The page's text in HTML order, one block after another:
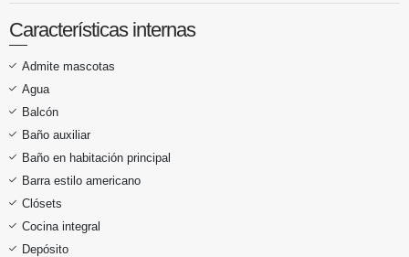
Características internas
Admite mascotas
Agua
Balcón
Baño auxiliar
Baño en habitación principal
Barra estilo americano
Clósets
Cocina integral
Depósito